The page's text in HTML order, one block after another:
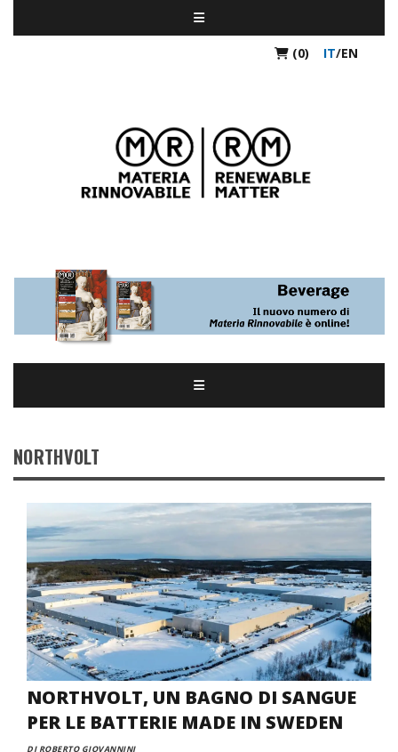
(0) IT/EN
NORTHVOLT
NORTHVOLT, UN BAGNO DI SANGUE
PER LE BATTERIE MADE IN SWEDEN
DI ROBERTO GIOVANNINI